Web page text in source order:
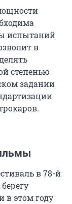
испытаний
в
степенью
задании
в 78-й
в этом году